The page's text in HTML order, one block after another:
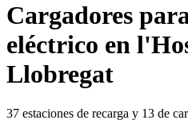
Cargadores
eléctrico en
Llobregat
37 estaciones de recarga y 13 de